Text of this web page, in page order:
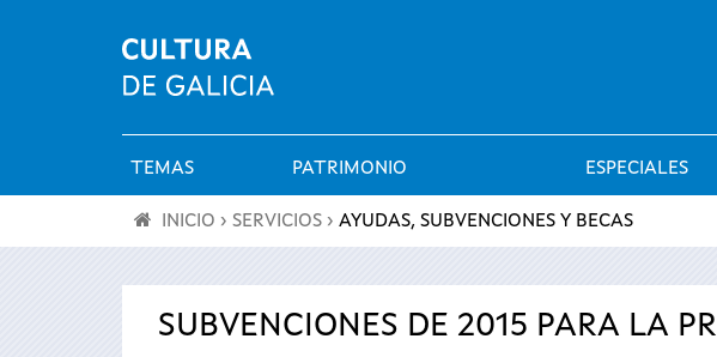
Menú
principal
TEMAS PATRIMONIO ESPECIALES
encuentra
INICIO › SERVICIOS › AYUDAS, SUBVENCIONES Y BECAS
SUBVENCIONES DE 2015 PARA LA